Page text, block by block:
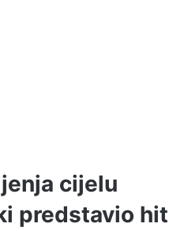
cijelu
predstavio hit